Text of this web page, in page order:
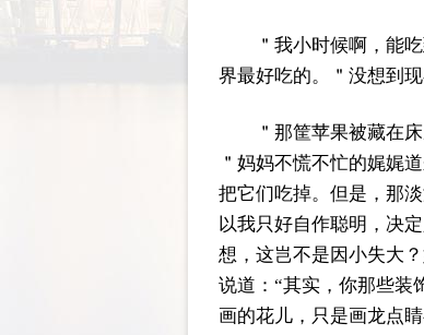
＂我小时候啊，能
界最好吃的。＂没想到
＂那筐苹果被藏在
＂妈妈不慌不忙的娓娓
把它们吃掉。但是，那
以我只好自作聪明，决
想，这岂不是因小失大
说道：“其实，你那些装
画的花儿，只是画龙点